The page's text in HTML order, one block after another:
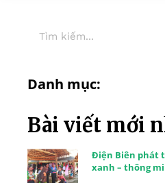
Danh mục:
Bài viết mới
Điện Biên phát
xanh – thông